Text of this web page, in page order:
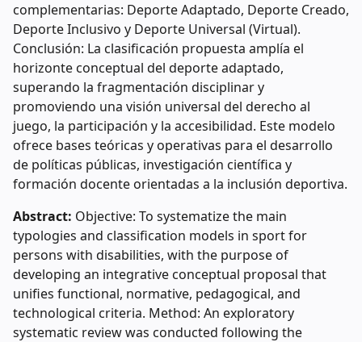
complementarias: Deporte Adaptado, Deporte Creado,
Deporte Inclusivo y Deporte Universal (Virtual).
Conclusión: La clasificación propuesta amplía el
horizonte conceptual del deporte adaptado,
superando la fragmentación disciplinar y
promoviendo una visión universal del derecho al
juego, la participación y la accesibilidad. Este modelo
ofrece bases teóricas y operativas para el desarrollo
de políticas públicas, investigación científica y
formación docente orientadas a la inclusión deportiva.
Abstract: Objective: To systematize the main
typologies and classification models in sport for
persons with disabilities, with the purpose of
developing an integrative conceptual proposal that
unifies functional, normative, pedagogical, and
technological criteria. Method: An exploratory
systematic review was conducted following the